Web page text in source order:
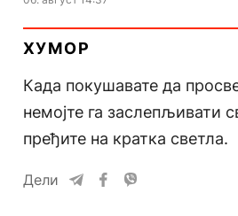
ХУМОР
Када покушавате да
немојте га заслепљивати
пређите на кратка светла.
Дели